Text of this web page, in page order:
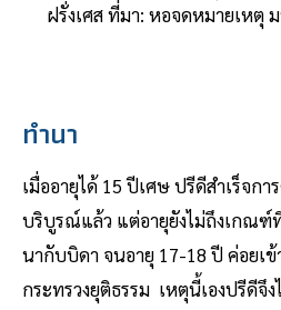
ฝรั่งเศส ที่มา: หอจดหมายเหตุ
ทำนา
เมื่ออายุได้ 15 ปีเศษ ปรีดีสำเร็จก
บริบูรณ์แล้ว แต่อายุยังไม่ถึงเกณฑ์
นากับบิดา จนอายุ 17-18 ปี ค่อยเข้
กระทรวงยุติธรรม เหตุนี้เองปรีดีจึ